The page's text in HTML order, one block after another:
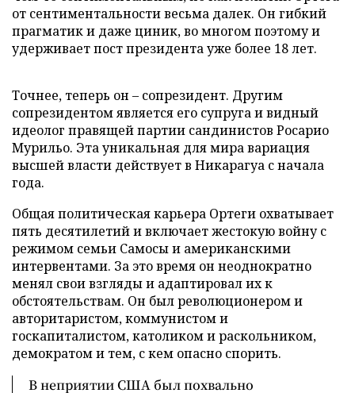
от сентиментальности весьма далек. Он гибкий
прагматик и даже циник, во многом поэтому и
удерживает пост президента уже более 18 лет.
Точнее, теперь он – сопрезидент. Другим
сопрезидентом является его супруга и видный
идеолог правящей партии сандинистов Росарио
Мурильо. Эта уникальная для мира вариация
высшей власти действует в Никарагуа с начала
года.
Общая политическая карьера Ортеги охватывает
пять десятилетий и включает жестокую войну с
режимом семьи Самосы и американскими
интервентами. За это время он неоднократно
менял свои взгляды и адаптировал их к
обстоятельствам. Он был революционером и
авторитаристом, коммунистом и
госкапиталистом, католиком и раскольником,
демократом и тем, с кем опасно спорить.
В неприятии США был похвально